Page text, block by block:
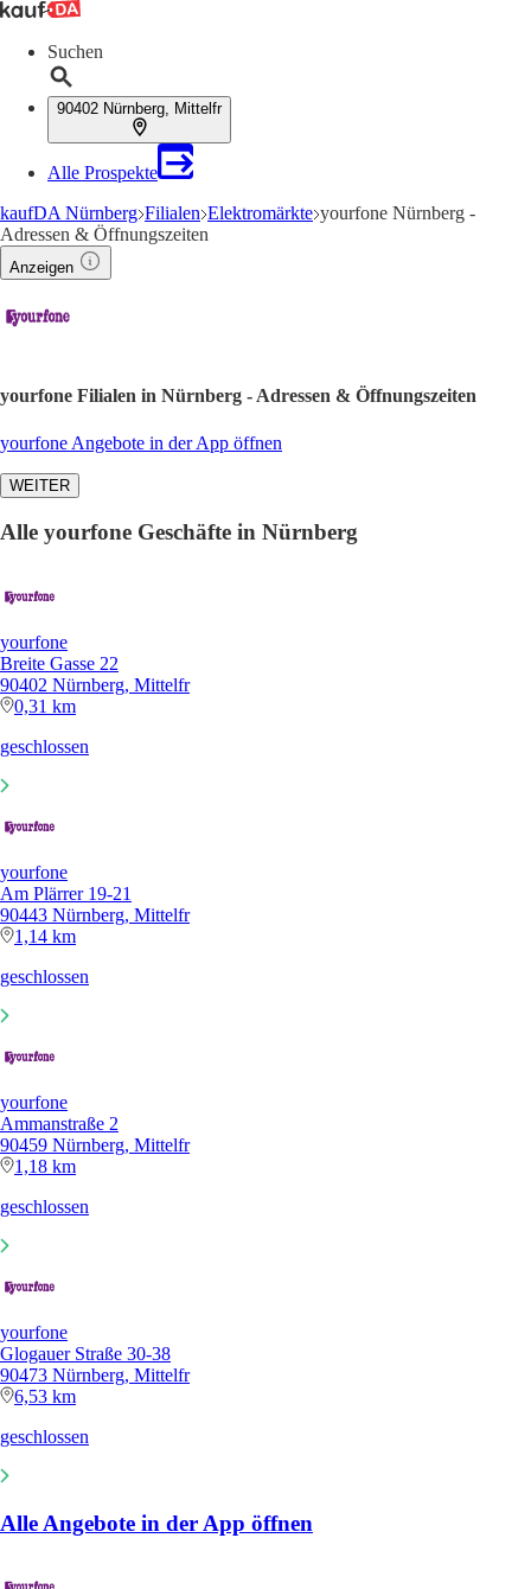
Suchen
90402 Nürnberg, Mittelfr
Alle Prospekte
kaufDA Nürnberg Filialen Elektromärkte yourfone Nürnberg -
Adressen & Öffnungszeiten
Anzeigen
yourfone Filialen in Nürnberg - Adressen & Öffnungszeiten
yourfone Angebote in der App öffnen
WEITER
Alle yourfone Geschäfte in Nürnberg
yourfone
Breite Gasse 22
90402 Nürnberg, Mittelfr
0,31 km
geschlossen
yourfone
Am Plärrer 19-21
90443 Nürnberg, Mittelfr
1,14 km
geschlossen
yourfone
Ammanstraße 2
90459 Nürnberg, Mittelfr
1,18 km
geschlossen
yourfone
Glogauer Straße 30-38
90473 Nürnberg, Mittelfr
6,53 km
geschlossen
Alle Angebote in der App öffnen